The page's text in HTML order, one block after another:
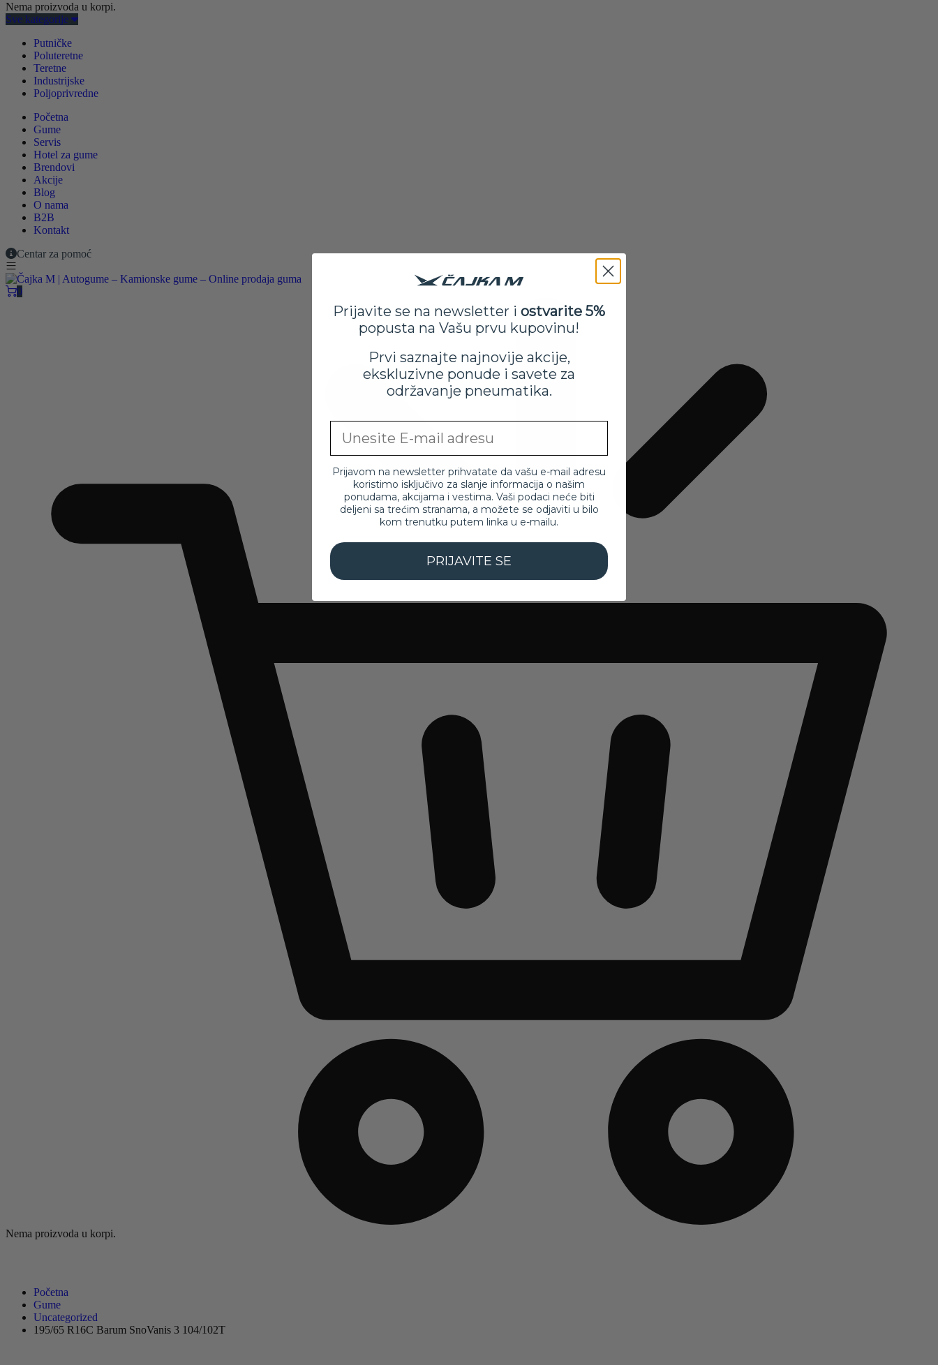
Nema proizvoda u korpi.
Sve kategorije
Putničke
Poluteretne
Teretne
Industrijske
Poljoprivredne
Početna
Gume
Servis
Hotel za gume
Brendovi
Akcije
Blog
O nama
B2B
Kontakt
Centar za pomoć
0
Nema proizvoda u korpi.
Početna
Gume
Uncategorized
195/65 R16C Barum SnoVanis 3 104/102T
Prijavite se na newsletter i ostvarite 5%
popusta na Vašu prvu kupovinu!
Prvi saznajte najnovije akcije,
ekskluzivne ponude i savete za
održavanje pneumatika.
Email
Prijavom na newsletter prihvatate da vašu e-mail adresu
koristimo isključivo za slanje informacija o našim
ponudama, akcijama i vestima. Vaši podaci neće biti
deljeni sa trećim stranama, a možete se odjaviti u bilo
kom trenutku putem linka u e-mailu.
PRIJAVITE SE